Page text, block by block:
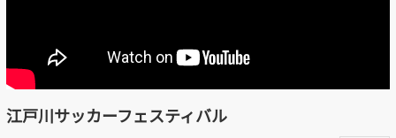
えどトピ
江戸川サッカーフェスティバル